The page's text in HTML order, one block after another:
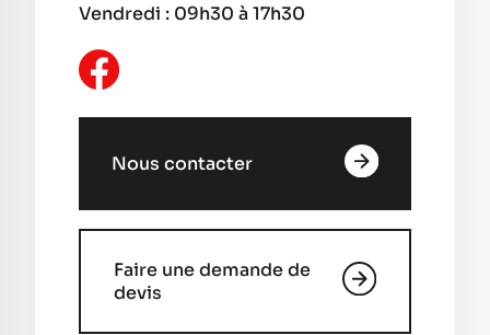
Vendredi : 09h30 à 17h30
Nous contacter
Faire une demande de
devis